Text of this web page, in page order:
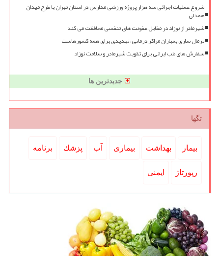
شروع عملیات اجرائی سه هزار پروژه ورزشی مدارس در استان تهران با طرح میدان
همدلی
شیرمادر از نوزاد در مقابل عفونت های تنفسی محافظت می کند
نرمال سازی بمباران مراکز درمانی، تهدیدی برای همه کشورهاست
سفارش های طب ایرانی برای تقویت شیرمادر و سلامت نوزاد
جدیدترین ها
تگها
بیمار بهداشت بیماری آب پزشك برنامه
رپورتاژ ایمنی